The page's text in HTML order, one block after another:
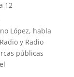
12
López, habla
y Radio
públicas